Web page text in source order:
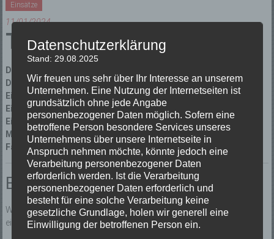
Einsätze
11/01/2024
TH 1
Datum:
Dauer:2 Stunden 57 Minuten
Einsatzart:Technische Hilfeleistung
Einsatzort:Elzach, Kreuzstraße
Einsatzleiter:Michael Schmidt
Mannschaftsstärke:
4
Fahrzeuge:
Florian Elzach 1/19
Einsatzbericht:
Wassernot. Ca. 20 cm. Wasser in einem Werkstattkeller. Einsatz von
einer Tauchpumpe und 2 Wassersauger.
Datenschutzerklärung
Stand: 29.08.2025
Wir freuen uns sehr über Ihr Interesse an unserem
Unternehmen. Eine Nutzung der Internetseiten ist
grundsätzlich ohne jede Angabe
personenbezogener Daten möglich. Sofern eine
betroffene Person besondere Services unseres
Unternehmens über unsere Internetseite in
Anspruch nehmen möchte, könnte jedoch eine
Verarbeitung personenbezogener Daten
erforderlich werden. Ist die Verarbeitung
personenbezogener Daten erforderlich und
besteht für eine solche Verarbeitung keine
gesetzliche Grundlage, holen wir generell eine
Einwilligung der betroffenen Person ein.